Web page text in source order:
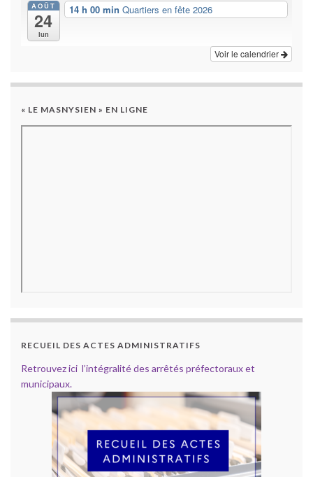
AOÛT
24
lun
14 h 00 min Quartiers en fête 2026
Voir le calendrier
« LE MASNYSIEN » EN LIGNE
RECUEIL DES ACTES ADMINISTRATIFS
Retrouvez ici l’intégralité des arrêtés préfectoraux et
municipaux.